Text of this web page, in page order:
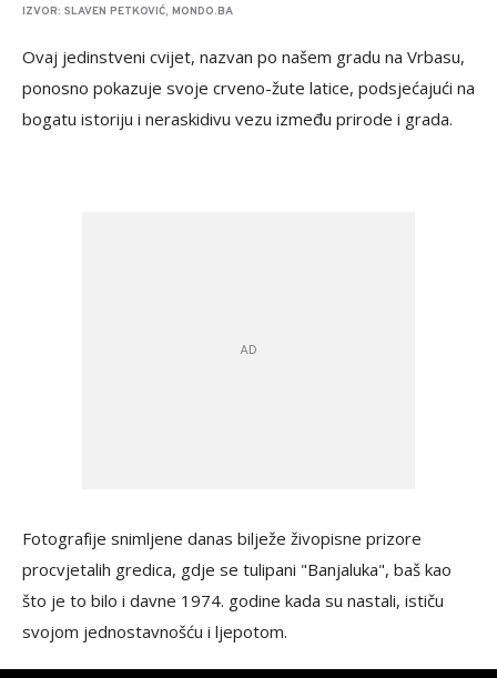
IZVOR: SLAVEN PETKOVIĆ, MONDO.BA
Ovaj jedinstveni cvijet, nazvan po našem gradu na Vrbasu,
ponosno pokazuje svoje crveno-žute latice, podsjećajući na
bogatu istoriju i neraskidivu vezu između prirode i grada.
Fotografije snimljene danas bilježe živopisne prizore
procvjetalih gredica, gdje se tulipani "Banjaluka", baš kao
što je to bilo i davne 1974. godine kada su nastali, ističu
svojom jednostavnošću i ljepotom.